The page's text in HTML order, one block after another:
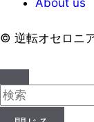
About us
© 逆転オセロニ